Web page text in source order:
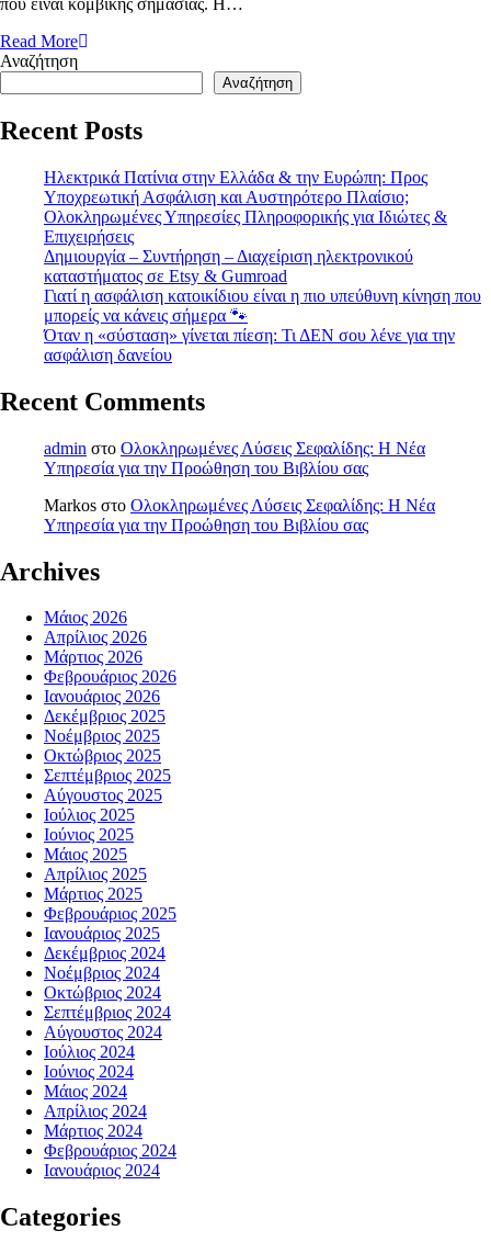
που είναι κομβικής σημασίας. Η…
Read More
Αναζήτηση
Αναζήτηση
Recent Posts
Ηλεκτρικά Πατίνια στην Ελλάδα & την Ευρώπη: Προς
Υποχρεωτική Ασφάλιση και Αυστηρότερο Πλαίσιο;
Ολοκληρωμένες Υπηρεσίες Πληροφορικής για Ιδιώτες &
Επιχειρήσεις
Δημιουργία – Συντήρηση – Διαχείριση ηλεκτρονικού
καταστήματος σε Etsy & Gumroad
Γιατί η ασφάλιση κατοικίδιου είναι η πιο υπεύθυνη κίνηση που
μπορείς να κάνεις σήμερα 🐾
Όταν η «σύσταση» γίνεται πίεση: Τι ΔΕΝ σου λένε για την
ασφάλιση δανείου
Recent Comments
admin στο Ολοκληρωμένες Λύσεις Σεφαλίδης: Η Νέα
Υπηρεσία για την Προώθηση του Βιβλίου σας
Markos στο Ολοκληρωμένες Λύσεις Σεφαλίδης: Η Νέα
Υπηρεσία για την Προώθηση του Βιβλίου σας
Archives
Μάιος 2026
Απρίλιος 2026
Μάρτιος 2026
Φεβρουάριος 2026
Ιανουάριος 2026
Δεκέμβριος 2025
Νοέμβριος 2025
Οκτώβριος 2025
Σεπτέμβριος 2025
Αύγουστος 2025
Ιούλιος 2025
Ιούνιος 2025
Μάιος 2025
Απρίλιος 2025
Μάρτιος 2025
Φεβρουάριος 2025
Ιανουάριος 2025
Δεκέμβριος 2024
Νοέμβριος 2024
Οκτώβριος 2024
Σεπτέμβριος 2024
Αύγουστος 2024
Ιούλιος 2024
Ιούνιος 2024
Μάιος 2024
Απρίλιος 2024
Μάρτιος 2024
Φεβρουάριος 2024
Ιανουάριος 2024
Categories